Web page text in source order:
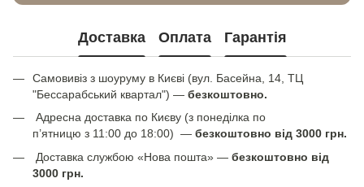
Доставка Оплата Гарантія
Самовивіз з шоуруму в Києві (вул. Басейна, 14, ТЦ
"Бессарабський квартал") — безкоштовно.
Адресна доставка по Києву (з понеділка по
п’ятницю з 11:00 до 18:00) — безкоштовно від 3000 грн.
Доставка службою «Нова пошта» — безкоштовно від
3000 грн.